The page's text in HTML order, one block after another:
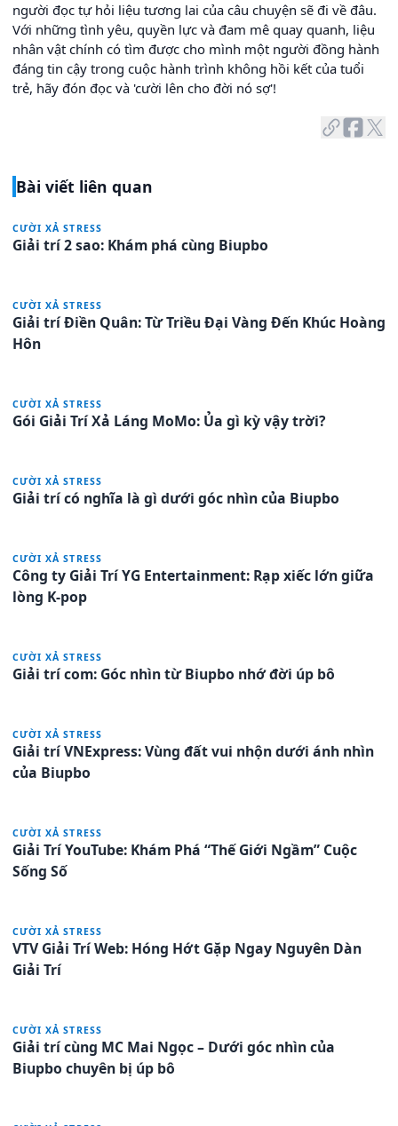
người đọc tự hỏi liệu tương lai của câu chuyện sẽ đi về đâu.
Với những tình yêu, quyền lực và đam mê quay quanh, liệu
nhân vật chính có tìm được cho mình một người đồng hành
đáng tin cậy trong cuộc hành trình không hồi kết của tuổi
trẻ, hãy đón đọc và 'cười lên cho đời nó sợ'!
Bài viết liên quan
CƯỜI XẢ STRESS
Giải trí 2 sao: Khám phá cùng Biupbo
CƯỜI XẢ STRESS
Giải trí Điền Quân: Từ Triều Đại Vàng Đến Khúc Hoàng
Hôn
CƯỜI XẢ STRESS
Gói Giải Trí Xả Láng MoMo: Ủa gì kỳ vậy trời?
CƯỜI XẢ STRESS
Giải trí có nghĩa là gì dưới góc nhìn của Biupbo
CƯỜI XẢ STRESS
Công ty Giải Trí YG Entertainment: Rạp xiếc lớn giữa
lòng K-pop
CƯỜI XẢ STRESS
Giải trí com: Góc nhìn từ Biupbo nhớ đời úp bô
CƯỜI XẢ STRESS
Giải trí VNExpress: Vùng đất vui nhộn dưới ánh nhìn
của Biupbo
CƯỜI XẢ STRESS
Giải Trí YouTube: Khám Phá “Thế Giới Ngầm” Cuộc
Sống Số
CƯỜI XẢ STRESS
VTV Giải Trí Web: Hóng Hớt Gặp Ngay Nguyên Dàn
Giải Trí
CƯỜI XẢ STRESS
Giải trí cùng MC Mai Ngọc – Dưới góc nhìn của
Biupbo chuyên bị úp bô